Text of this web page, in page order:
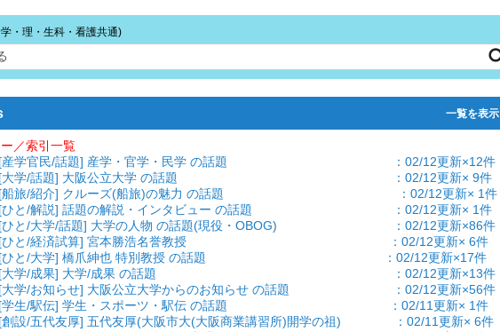
・理・生科・看護共通)
一覧を表示
／索引一覧
[産学官民/話題] 産学・官学・民学 の話題 ：02/12更新×12件
[大学/話題] 大阪公立大学 の話題 ：02/12更新× 9件
[船旅/紹介] クルーズ(船旅)の魅力 の話題 ：02/12更新× 1件
[ひと/解説] 話題の解説・インタビュー の話題 ：02/12更新× 1件
ひと/大学/話題] 大学の人物 の話題(現役・OBOG) ：02/12更新×86件
[ひと/経済試算] 宮本勝浩名誉教授 ：02/12更新× 6件
[ひと/大学] 橋爪紳也 特別教授 の話題 ：02/12更新×17件
[大学/成果] 大学/成果 の話題 ：02/12更新×13件
大学/お知らせ] 大阪公立大学からのお知らせ の話題 ：02/12更新×56件
[学生/駅伝] 学生・スポーツ・駅伝 の話題 ：02/11更新× 1件
創設/五代友厚] 五代友厚(大阪市大(大阪商業講習所)開学の祖) ：02/11更新× 6件